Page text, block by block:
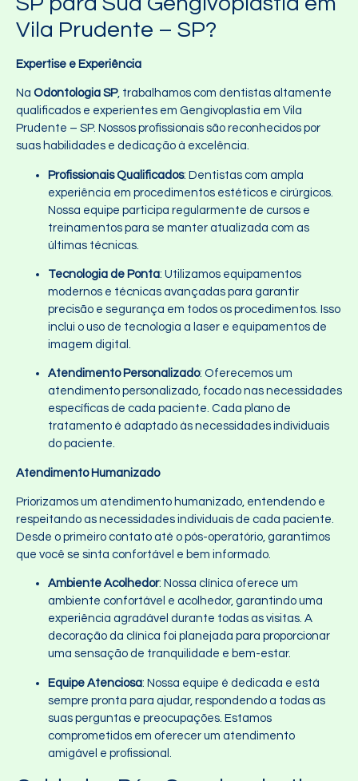
Vila Prudente – SP?
Expertise e Experiência
Na Odontologia SP, trabalhamos com dentistas altamente
qualificados e experientes em Gengivoplastia em Vila
Prudente – SP. Nossos profissionais são reconhecidos por
suas habilidades e dedicação à excelência.
Profissionais Qualificados: Dentistas com ampla
experiência em procedimentos estéticos e cirúrgicos.
Nossa equipe participa regularmente de cursos e
treinamentos para se manter atualizada com as
últimas técnicas.
Tecnologia de Ponta: Utilizamos equipamentos
modernos e técnicas avançadas para garantir
precisão e segurança em todos os procedimentos. Isso
inclui o uso de tecnologia a laser e equipamentos de
imagem digital.
Atendimento Personalizado: Oferecemos um
atendimento personalizado, focado nas necessidades
específicas de cada paciente. Cada plano de
tratamento é adaptado às necessidades individuais
do paciente.
Atendimento Humanizado
Priorizamos um atendimento humanizado, entendendo e
respeitando as necessidades individuais de cada paciente.
Desde o primeiro contato até o pós-operatório, garantimos
que você se sinta confortável e bem informado.
Ambiente Acolhedor: Nossa clínica oferece um
ambiente confortável e acolhedor, garantindo uma
experiência agradável durante todas as visitas. A
decoração da clínica foi planejada para proporcionar
uma sensação de tranquilidade e bem-estar.
Equipe Atenciosa: Nossa equipe é dedicada e está
sempre pronta para ajudar, respondendo a todas as
suas perguntas e preocupações. Estamos
comprometidos em oferecer um atendimento
amigável e profissional.